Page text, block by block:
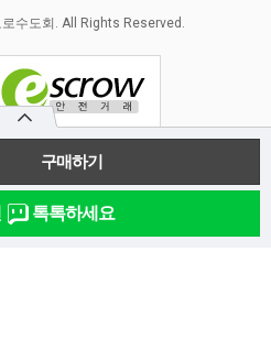
톡톡하세요
수도회. All Rights Reserved.